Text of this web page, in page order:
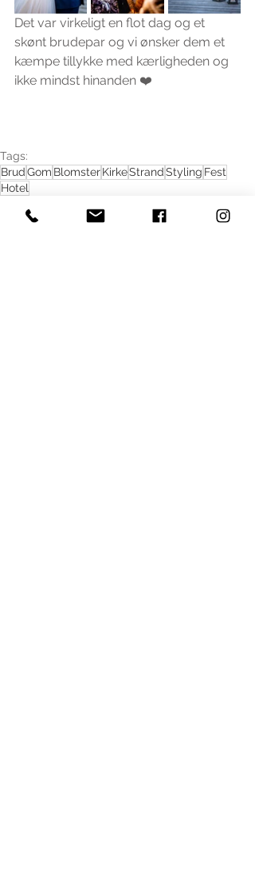
Det var virkeligt en flot dag og et
skønt brudepar og vi ønsker dem et
kæmpe tillykke med kærligheden og
ikke mindst hinanden ❤️
Tags:
BrudGom BlomsterKirkeStrandStyling Fest
Hotel